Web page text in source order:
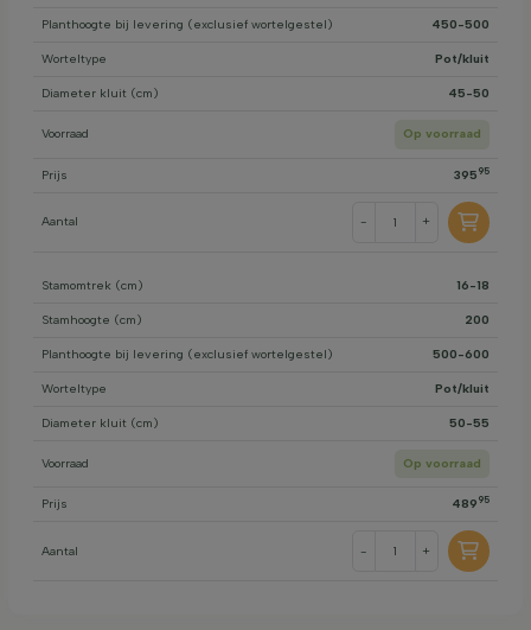
Planthoogte bij levering (exclusief wortelgestel) 450-500
Worteltype Pot/kluit
Diameter kluit (cm) 45-50
Voorraad Op voorraad
Prijs 395 95
Aantal - +
Stamomtrek (cm) 16-18
Stamhoogte (cm) 200
Planthoogte bij levering (exclusief wortelgestel) 500-600
Worteltype Pot/kluit
Diameter kluit (cm) 50-55
Voorraad Op voorraad
Prijs 489 95
Aantal - +